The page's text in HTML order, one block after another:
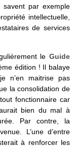
par exemple
intellectuelle,
de services
le Guide
édition ! Il balaye
n’en maitrise pas
la consolidation de
fonctionnaire car
bien du mal à
Par contre, la
L’une d’entre
à renforcer les